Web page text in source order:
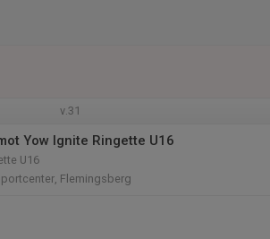
v.31
Yow Ignite Ringette U16
U16
Flemingsberg